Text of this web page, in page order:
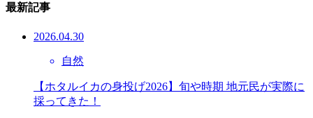
最新記事
2026.04.30
自然
【ホタルイカの身投げ2026】旬や時期 地元民が実際に
採ってきた！